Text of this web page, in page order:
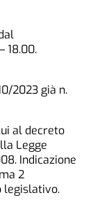
18.00.
2023 già n.
al decreto
Legge
Indicazione
2
legislativo.